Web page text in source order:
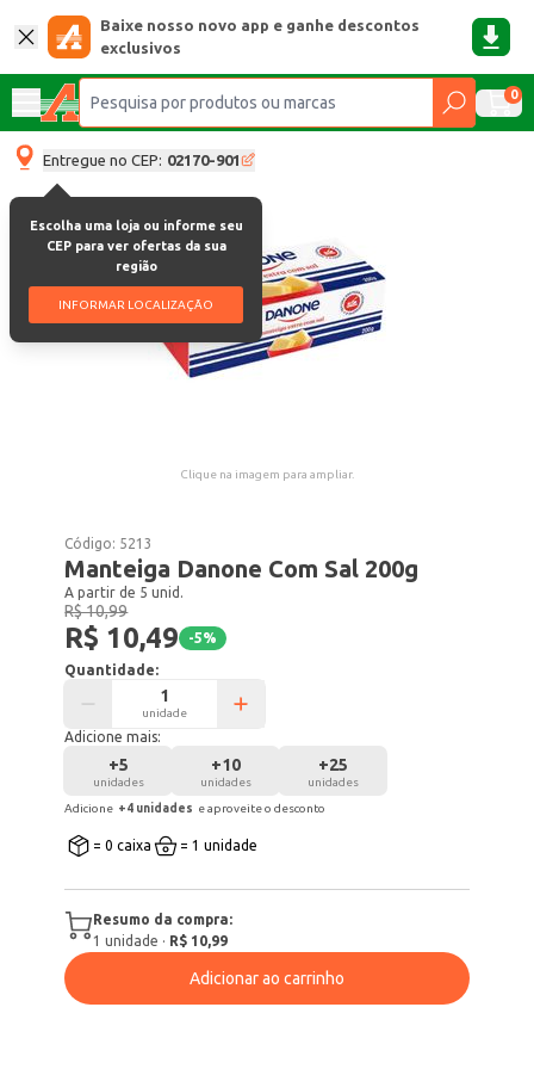
Baixe nosso novo app e ganhe descontos
exclusivos
0
Entregue no CEP: 02170-901
Escolha uma loja ou informe seu
CEP para ver ofertas da sua
região
INFORMAR LOCALIZAÇÃO
Clique na imagem para ampliar.
Código: 5213
Manteiga Danone Com Sal 200g
A partir de 5 unid.
R$ 10,99
R$ 10,49 -5%
Quantidade:
unidade
Adicione mais:
+5
unidades
+10
unidades
+25
unidades
Adicione +4 unidades e aproveite o desconto
= 0 caixa = 1 unidade
Resumo da compra:
1 unidade · R$ 10,99
Adicionar ao carrinho